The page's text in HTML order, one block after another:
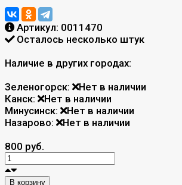
Артикул: 0011470
Осталось несколько штук
Наличие в других городах:
Зеленогорск:
Нет в наличии
Канск:
Нет в наличии
Минусинск:
Нет в наличии
Назарово:
Нет в наличии
800 руб.
В корзину